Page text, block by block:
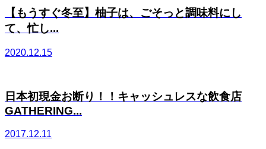
【もうすぐ冬至】柚子は、ごそっと調味料にし
て、忙し...
2020.12.15
日本初現金お断り！！キャッシュレスな飲食店
GATHERING...
2017.12.11